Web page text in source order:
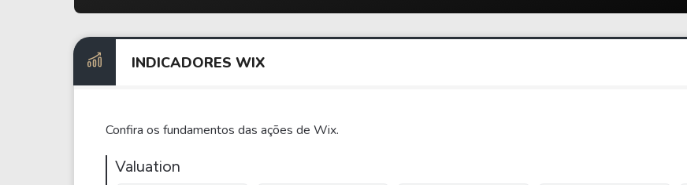
INDICADORES WIX
Confira os fundamentos das ações de Wix.
Valuation